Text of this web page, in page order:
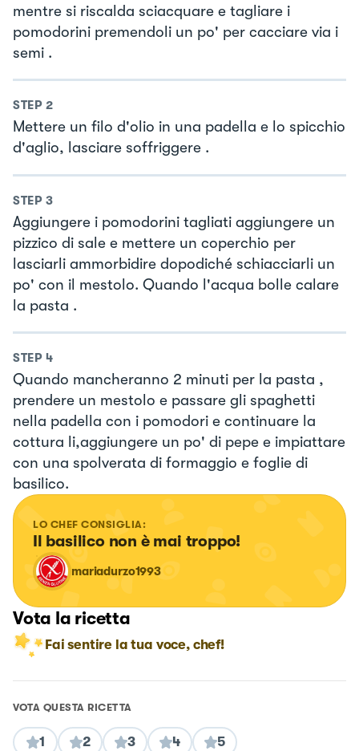
mentre si riscalda sciacquare e tagliare i
pomodorini premendoli un po' per cacciare via i
semi .
STEP 2
Mettere un filo d'olio in una padella e lo spicchio
d'aglio, lasciare soffriggere .
STEP 3
Aggiungere i pomodorini tagliati aggiungere un
pizzico di sale e mettere un coperchio per
lasciarli ammorbidire dopodiché schiacciarli un
po' con il mestolo. Quando l'acqua bolle calare
la pasta .
STEP 4
Quando mancheranno 2 minuti per la pasta ,
prendere un mestolo e passare gli spaghetti
nella padella con i pomodori e continuare la
cottura li,aggiungere un po' di pepe e impiattare
con una spolverata di formaggio e foglie di
basilico.
LO CHEF CONSIGLIA:
Il basilico non è mai troppo!
mariadurzo1993
Vota la ricetta
Fai sentire la tua voce, chef!
VOTA QUESTA RICETTA
1 2 3 4 5